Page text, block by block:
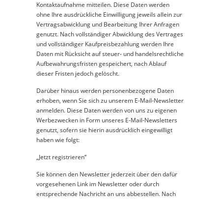
Kontaktaufnahme mitteilen. Diese Daten werden
ohne Ihre ausdrückliche Einwilligung jeweils allein zur
Vertragsabwicklung und Bearbeitung Ihrer Anfragen
genutzt. Nach vollständiger Abwicklung des Vertrages
und vollständiger Kaufpreisbezahlung werden Ihre
Daten mit Rücksicht auf steuer- und handelsrechtliche
Aufbewahrungsfristen gespeichert, nach Ablauf
dieser Fristen jedoch gelöscht.
Darüber hinaus werden personenbezogene Daten
erhoben, wenn Sie sich zu unserem E-Mail-Newsletter
anmelden. Diese Daten werden von uns zu eigenen
Werbezwecken in Form unseres E-Mail-Newsletters
genutzt, sofern sie hierin ausdrücklich eingewilligt
haben wie folgt:
„Jetzt registrieren“
Sie können den Newsletter jederzeit über den dafür
vorgesehenen Link im Newsletter oder durch
entsprechende Nachricht an uns abbestellen. Nach